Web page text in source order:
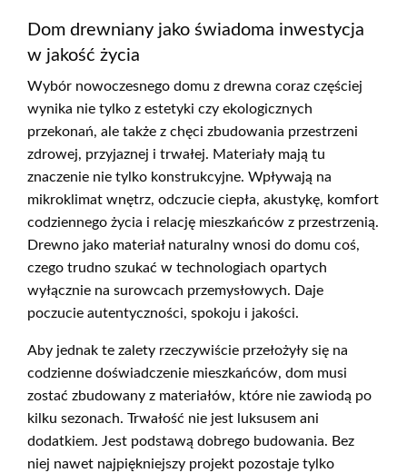
Dom drewniany jako świadoma inwestycja
w jakość życia
Wybór nowoczesnego domu z drewna coraz częściej
wynika nie tylko z estetyki czy ekologicznych
przekonań, ale także z chęci zbudowania przestrzeni
zdrowej, przyjaznej i trwałej. Materiały mają tu
znaczenie nie tylko konstrukcyjne. Wpływają na
mikroklimat wnętrz, odczucie ciepła, akustykę, komfort
codziennego życia i relację mieszkańców z przestrzenią.
Drewno jako materiał naturalny wnosi do domu coś,
czego trudno szukać w technologiach opartych
wyłącznie na surowcach przemysłowych. Daje
poczucie autentyczności, spokoju i jakości.
Aby jednak te zalety rzeczywiście przełożyły się na
codzienne doświadczenie mieszkańców, dom musi
zostać zbudowany z materiałów, które nie zawiodą po
kilku sezonach. Trwałość nie jest luksusem ani
dodatkiem. Jest podstawą dobrego budowania. Bez
niej nawet najpiękniejszy projekt pozostaje tylko